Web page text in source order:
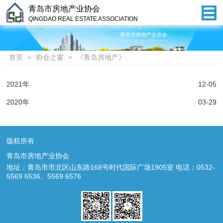
青岛市房地产业协会
QINGDAO REAL ESTATE ASSOCIATION
首页 > 协会之窗 > 《青岛房地产》
2021年 12-05
2020年 03-29
版权所有
青岛市房地产业协会
地址：青岛市市北区山东路168号时代国际广场1905室 电话：0532-
5569 6536、5569 6576